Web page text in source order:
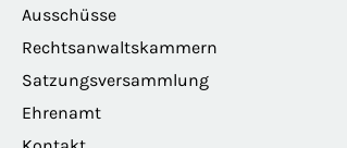
Ausschüsse
Rechtsanwaltskammern
Satzungsversammlung
Ehrenamt